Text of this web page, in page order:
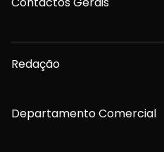
Redação
Departamento Comercial